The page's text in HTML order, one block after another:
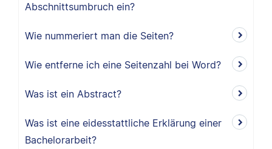
Abschnittsumbruch ein?
Wie nummeriert man die Seiten?
Wie entferne ich eine Seitenzahl bei Word?
Was ist ein Abstract?
Was ist eine eidesstattliche Erklärung einer
Bachelorarbeit?